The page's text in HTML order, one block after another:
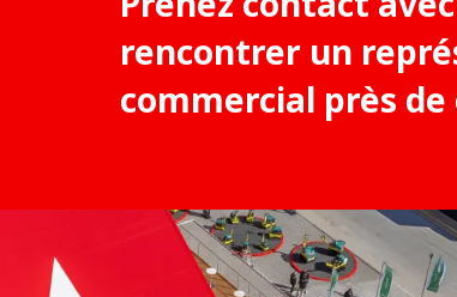
rencontrer un
commercial près de